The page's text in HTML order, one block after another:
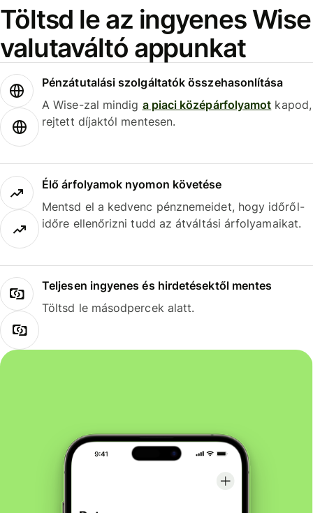
Töltsd le az ingyenes Wise
valutaváltó appunkat
Pénzátutalási szolgáltatók összehasonlítása
A Wise-zal mindig a piaci középárfolyamot kapod,
rejtett díjaktól mentesen.
Élő árfolyamok nyomon követése
Mentsd el a kedvenc pénznemeidet, hogy időről-
időre ellenőrizni tudd az átváltási árfolyamaikat.
Teljesen ingyenes és hirdetésektől mentes
Töltsd le másodpercek alatt.